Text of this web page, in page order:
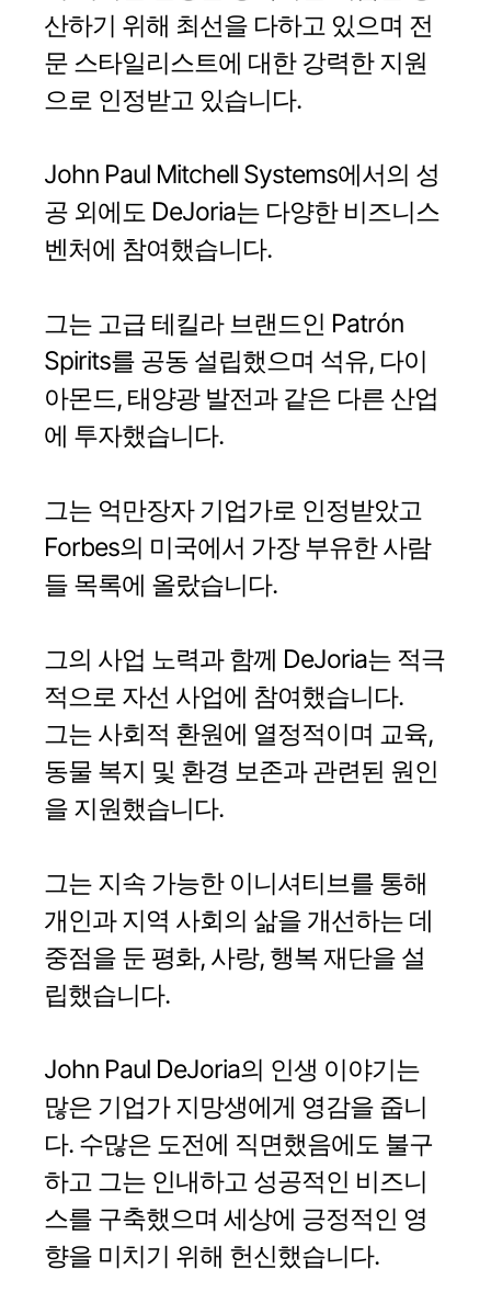
산하기 위해 최선을 다하고 있으며 전
문 스타일리스트에 대한 강력한 지원
으로 인정받고 있습니다.
John Paul Mitchell Systems에서의 성
공 외에도 DeJoria는 다양한 비즈니스
벤처에 참여했습니다.
그는 고급 테킬라 브랜드인 Patrón
Spirits를 공동 설립했으며 석유, 다이
아몬드, 태양광 발전과 같은 다른 산업
에 투자했습니다.
그는 억만장자 기업가로 인정받았고
Forbes의 미국에서 가장 부유한 사람
들 목록에 올랐습니다.
그의 사업 노력과 함께 DeJoria는 적극
적으로 자선 사업에 참여했습니다.
그는 사회적 환원에 열정적이며 교육,
동물 복지 및 환경 보존과 관련된 원인
을 지원했습니다.
그는 지속 가능한 이니셔티브를 통해
개인과 지역 사회의 삶을 개선하는 데
중점을 둔 평화, 사랑, 행복 재단을 설
립했습니다.
John Paul DeJoria의 인생 이야기는
많은 기업가 지망생에게 영감을 줍니
다. 수많은 도전에 직면했음에도 불구
하고 그는 인내하고 성공적인 비즈니
스를 구축했으며 세상에 긍정적인 영
향을 미치기 위해 헌신했습니다.